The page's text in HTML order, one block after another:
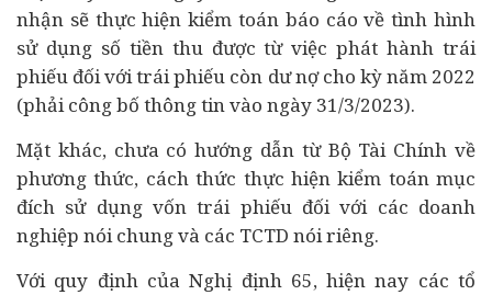
nhận sẽ thực hiện kiểm toán báo cáo về tình hình
sử dụng số tiền thu được từ việc phát hành trái
phiếu đối với trái phiếu còn dư nợ cho kỳ năm 2022
(phải công bố thông tin vào ngày 31/3/2023).
Mặt khác, chưa có hướng dẫn từ Bộ Tài Chính về
phương thức, cách thức thực hiện kiểm toán mục
đích sử dụng vốn trái phiếu đối với các doanh
nghiệp nói chung và các TCTD nói riêng.
Với quy định của Nghị định 65, hiện nay các tổ